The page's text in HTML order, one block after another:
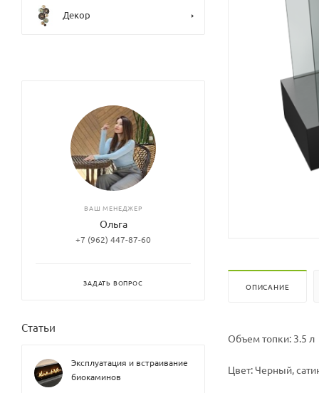
ОПИСАНИЕ
Объем топки: 3.5 л
Цвет: Черный,
Декор
ВАШ МЕНЕДЖЕР
Ольга
+7 (962) 447-87-60
ЗАДАТЬ ВОПРОС
Статьи
Эксплуатация и встраивание
биокаминов